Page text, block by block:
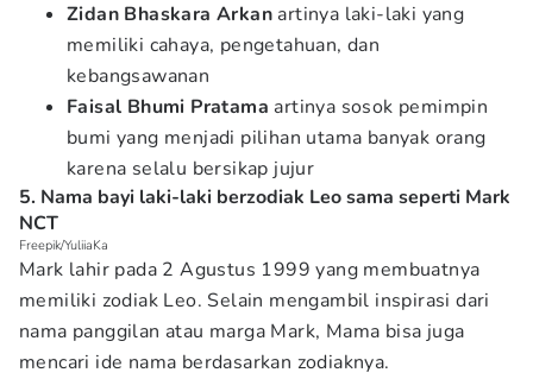
Zidan Bhaskara Arkan artinya laki-laki yang
memiliki cahaya, pengetahuan, dan
kebangsawanan
Faisal Bhumi Pratama artinya sosok pemimpin
bumi yang menjadi pilihan utama banyak orang
karena selalu bersikap jujur
5. Nama bayi laki-laki berzodiak Leo sama seperti Mark
NCT
Freepik/YuliiaKa
Mark lahir pada 2 Agustus 1999 yang membuatnya
memiliki zodiak Leo. Selain mengambil inspirasi dari
nama panggilan atau marga Mark, Mama bisa juga
mencari ide nama berdasarkan zodiaknya.